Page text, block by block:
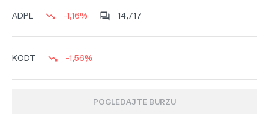
ADPL -1,16% 14,717
KODT -1,56%
POGLEDAJTE BURZU